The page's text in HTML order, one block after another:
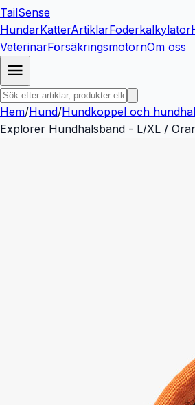
TailSense
HundarKatterArtiklarFoderkalkylator
VeterinärFörsäkringsmotornOm oss
Hem/Hund/Hundkoppel och
Explorer Hundhalsband - L/XL /